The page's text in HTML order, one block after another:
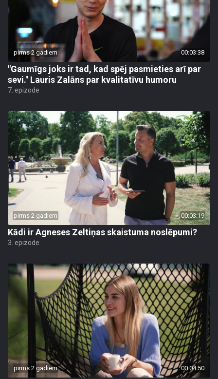
pirms 2 gadiem 00:03:38
"Gaumīgs joks ir tad, kad spēj pasmieties arī par
sevi." Lauris Zalāns par kvalitatīvu humoru
7. epizode
pirms 2 gadiem 00:03:19
Kādi ir Agneses Zeltiņas skaistuma noslēpumi?
3. epizode
pirms 2 gadiem 00:04:50